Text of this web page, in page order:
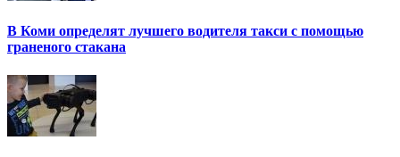
В Коми определят лучшего водителя такси с помощью
граненого стакана